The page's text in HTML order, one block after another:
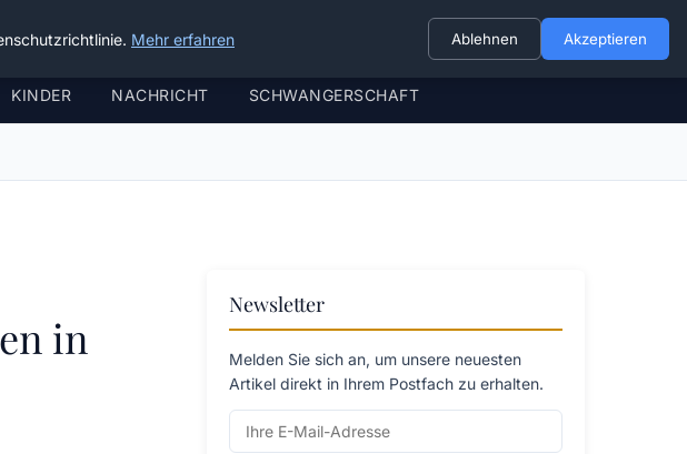
KINDER NACHRICHT SCHWANGERSCHAFT
in
Newsletter
Melden Sie sich an, um unsere neuesten
Artikel direkt in Ihrem Postfach zu erhalten.
Mehr erfahren Ablehnen Akzeptieren